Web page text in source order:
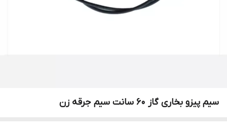
سیم پیزو بخاری گاز 60 سانت سیم جرقه زن